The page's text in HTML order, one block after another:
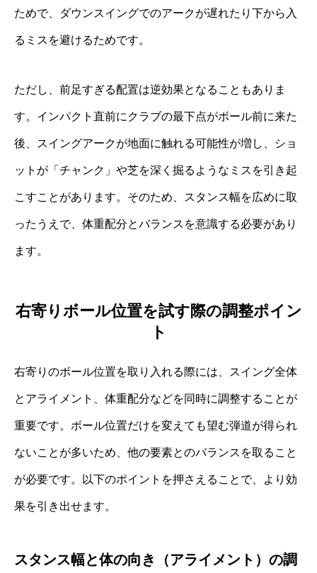
ためで、ダウンスイングでのアークが遅れたり下から入
るミスを避けるためです。
ただし、前足すぎる配置は逆効果となることもありま
す。インパクト直前にクラブの最下点がボール前に来た
後、スイングアークが地面に触れる可能性が増し、ショ
ットが「チャンク」や芝を深く掘るようなミスを引き起
こすことがあります。そのため、スタンス幅を広めに取
ったうえで、体重配分とバランスを意識する必要があり
ます。
右寄りボール位置を試す際の調整ポイン
ト
右寄りのボール位置を取り入れる際には、スイング全体
とアライメント、体重配分などを同時に調整することが
重要です。ボール位置だけを変えても望む弾道が得られ
ないことが多いため、他の要素とのバランスを取ること
が必要です。以下のポイントを押さえることで、より効
果を引き出せます。
スタンス幅と体の向き（アライメント）の調